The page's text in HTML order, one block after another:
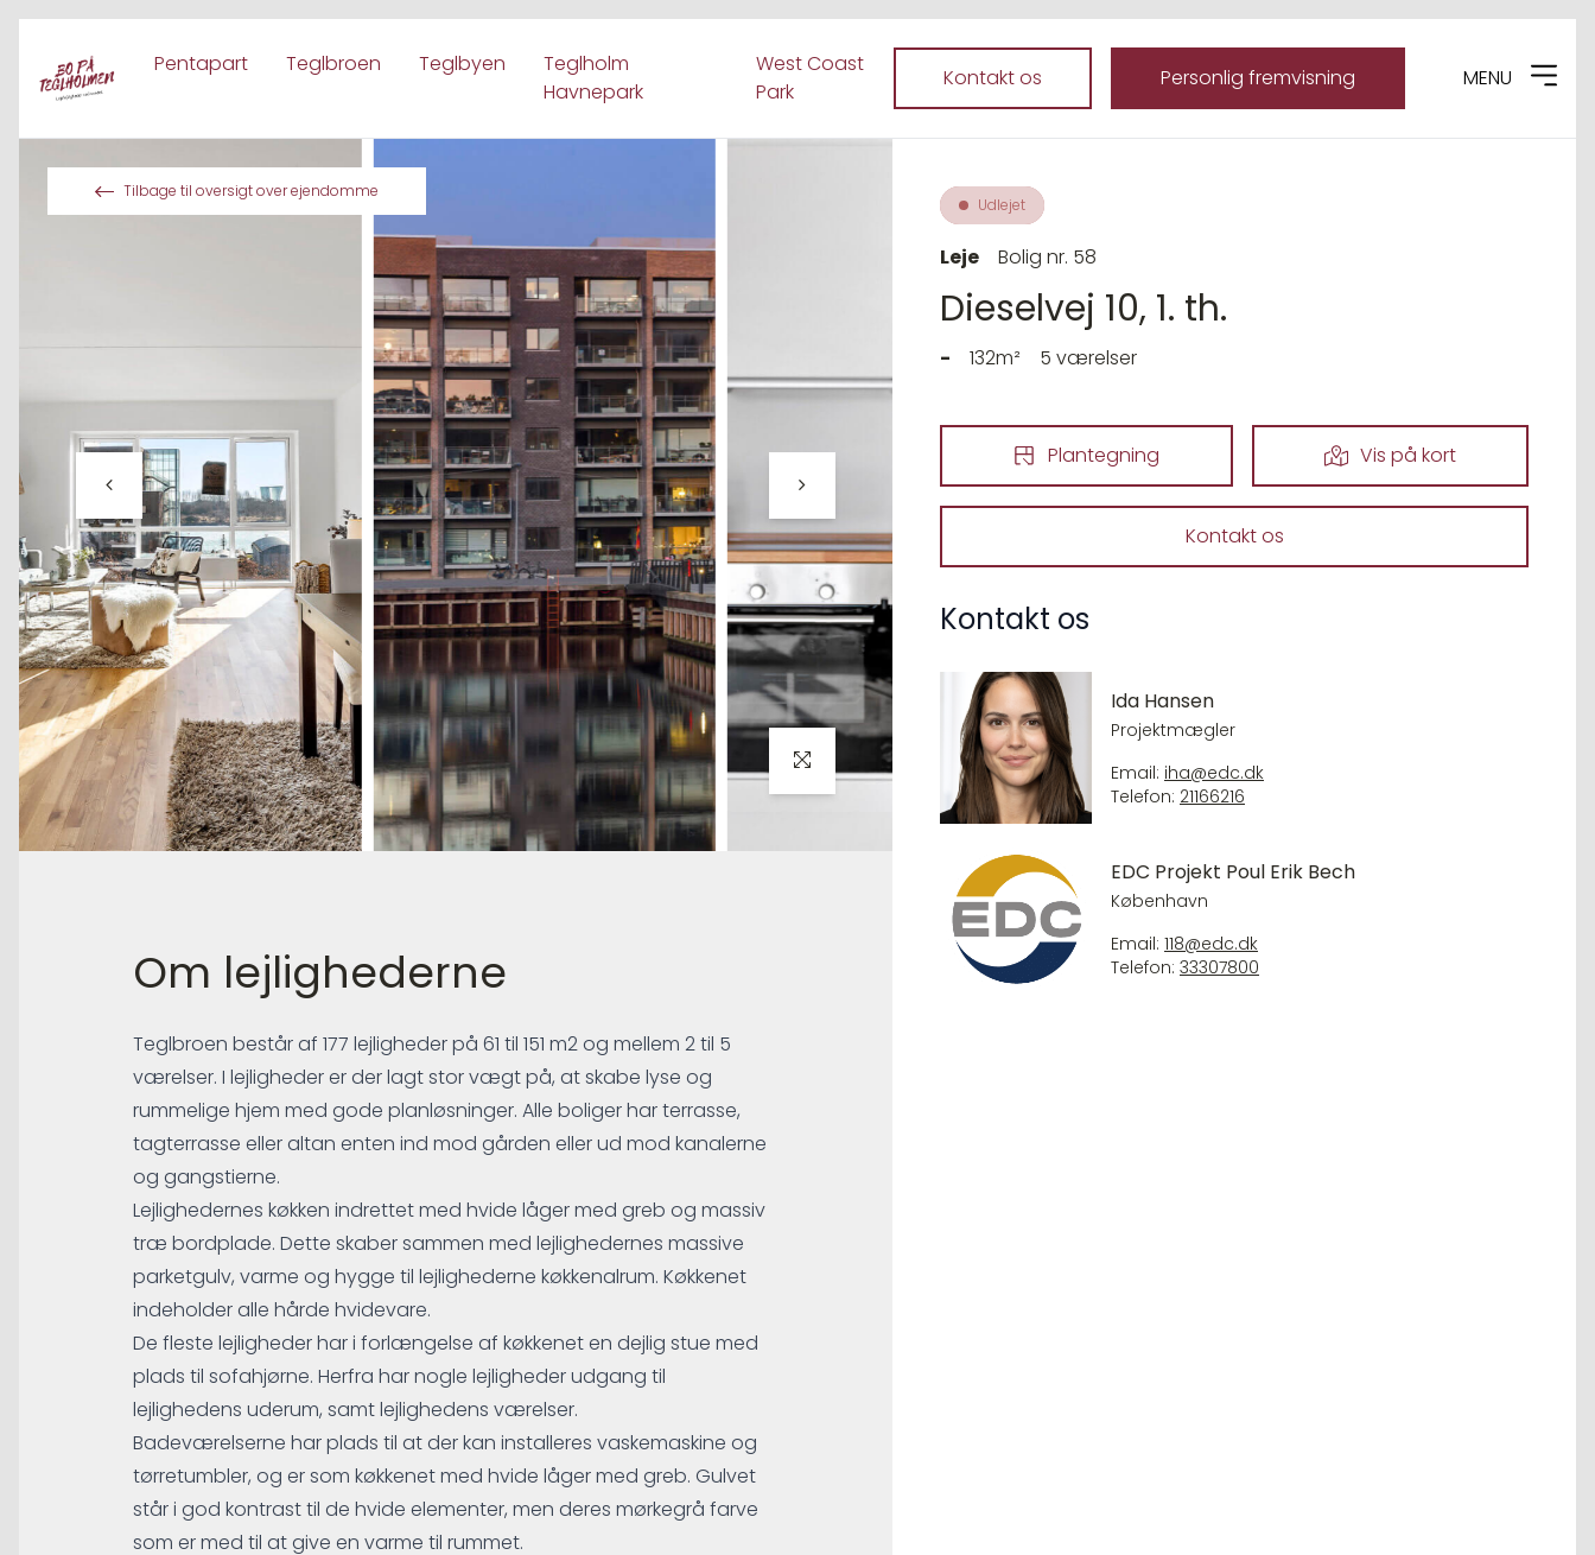
Pentapart Teglbroen Teglbyen
Teglholm
Havnepark
West Coast
Park
Kontakt os Personlig fremvisning MENU
Tilbage til oversigt over ejendomme
Udlejet
Leje Bolig nr. 58
Dieselvej 10, 1. th.
- 132m² 5 værelser
Plantegning Vis på kort
Kontakt os
Kontakt os
Ida Hansen
Projektmægler
Email: iha@edc.dk
Telefon: 21166216
EDC Projekt Poul Erik Bech
København
Email: 118@edc.dk
Telefon: 33307800
Om lejlighederne
Teglbroen består af 177 lejligheder på 61 til 151 m2 og mellem 2 til 5
værelser. I lejligheder er der lagt stor vægt på, at skabe lyse og
rummelige hjem med gode planløsninger. Alle boliger har terrasse,
tagterrasse eller altan enten ind mod gården eller ud mod kanalerne
og gangstierne.
Lejlighedernes køkken indrettet med hvide låger med greb og massiv
træ bordplade. Dette skaber sammen med lejlighedernes massive
parketgulv, varme og hygge til lejlighederne køkkenalrum. Køkkenet
indeholder alle hårde hvidevare.
De fleste lejligheder har i forlængelse af køkkenet en dejlig stue med
plads til sofahjørne. Herfra har nogle lejligheder udgang til
lejlighedens uderum, samt lejlighedens værelser.
Badeværelserne har plads til at der kan installeres vaskemaskine og
tørretumbler, og er som køkkenet med hvide låger med greb. Gulvet
står i god kontrast til de hvide elementer, men deres mørkegrå farve
som er med til at give en varme til rummet.